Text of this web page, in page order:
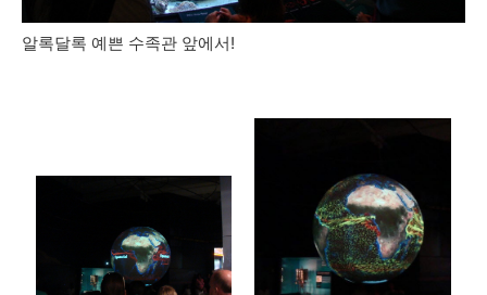
알록달록 예쁜 수족관 앞에서!